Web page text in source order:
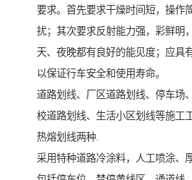
要求。首先要求干燥时间短，操作
扰；其次要求反射能力强，彩鲜明
天、夜晚都有良好的能见度；应具
以保证行车安全和使用寿命。
道路划线、厂区道路划线、停车场
校道路划线、生活小区划线等施工
热熔划线两种.
采用特种道路冷涂料，人工喷涂、